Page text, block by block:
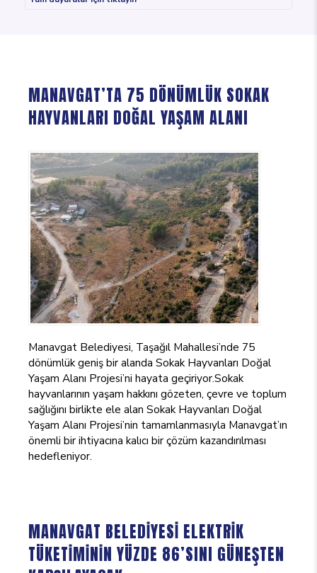
MANAVGAT’TA 75 DÖNÜMLÜK SOKAK
HAYVANLARI DOĞAL YAŞAM ALANI
Manavgat Belediyesi, Taşağıl Mahallesi’nde 75
dönümlük geniş bir alanda Sokak Hayvanları Doğal
Yaşam Alanı Projesi’ni hayata geçiriyor.Sokak
hayvanlarının yaşam hakkını gözeten, çevre ve toplum
sağlığını birlikte ele alan Sokak Hayvanları Doğal
Yaşam Alanı Projesi’nin tamamlanmasıyla Manavgat’ın
önemli bir ihtiyacına kalıcı bir çözüm kazandırılması
hedefleniyor.
MANAVGAT BELEDİYESİ ELEKTRİK
TÜKETİMİNİN YÜZDE 86’SINI GÜNEŞTEN